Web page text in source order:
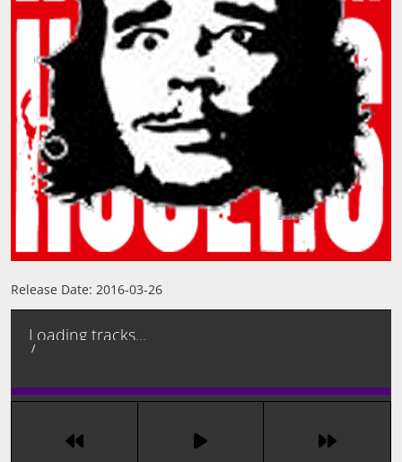
NEWS
CONTACT
Release Date: 2016-03-26
Loading tracks...
/